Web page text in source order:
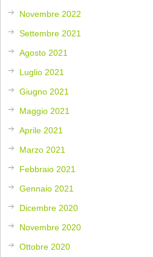
Novembre 2022
Settembre 2021
Agosto 2021
Luglio 2021
Giugno 2021
Maggio 2021
Aprile 2021
Marzo 2021
Febbraio 2021
Gennaio 2021
Dicembre 2020
Novembre 2020
Ottobre 2020